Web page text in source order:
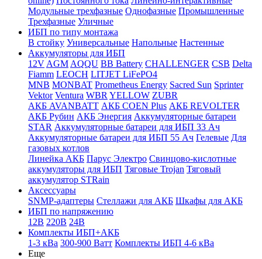
Модульные трехфазные Однофазные Промышленные
Трехфазные Уличные
ИБП по типу монтажа
В стойку Универсальные Напольные Настенные
Аккумуляторы для ИБП
12V AGM AQQU BB Battery CHALLENGER CSB Delta
Fiamm LEOCH LITJET LiFePO4
MNB MONBAT Prometheus Energy Sacred Sun Sprinter
Vektor Ventura WBR YELLOW ZUBR
АКБ AVANBATT АКБ COEN Plus АКБ REVOLTER
АКБ Рубин АКБ Энергия Аккумуляторные батареи
STAR Аккумуляторные батареи для ИБП 33 Ач
Аккумуляторные батареи для ИБП 55 Ач Гелевые Для
газовых котлов
Линейка АКБ Парус Электро Свинцово-кислотные
аккумуляторы для ИБП Тяговые Trojan Тяговый
аккумулятор STRain
Аксессуары
SNMP-адаптеры Стеллажи для АКБ Шкафы для АКБ
ИБП по напряжению
12В 220В 24В
Комплекты ИБП+АКБ
1-3 кВа 300-900 Ватт Комплекты ИБП 4-6 кВа
Еще